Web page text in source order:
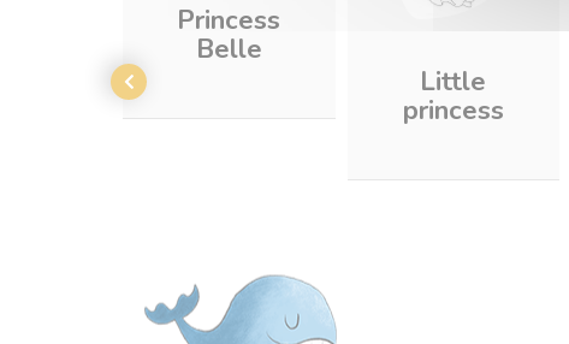
Princess
Belle
Little
princess